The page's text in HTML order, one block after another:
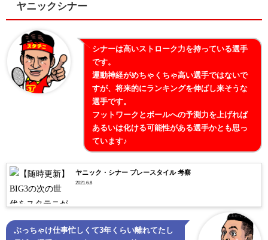
ヤニックシナー
シナーは高いストローク力を持っている選手
です。
運動神経がめちゃくちゃ高い選手ではないで
すが、将来的にランキングを伸ばし来そうな
選手です。
フットワークとボールへの予測力を上げれば
あるいは化ける可能性がある選手かとも思っ
ています♪
ヤニック・シナー プレースタイル 考察
2021.6.8
ぶっちゃけ仕事忙しくて3年くらい離れてたし